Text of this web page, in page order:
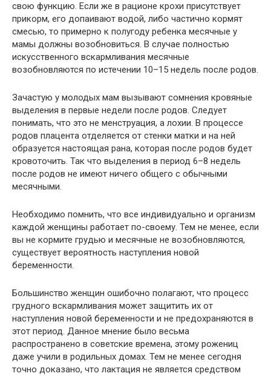
свою функцию. Если же в рационе крохи присутствует
прикорм, его допаивают водой, либо частично кормят
смесью, то примерно к полугоду ребенка месячные у
мамы должны возобновиться. В случае полностью
искусственного вскармливания месячные
возобновляются по истечении 10–15 недель после родов.
Зачастую у молодых мам вызывают сомнения кровяные
выделения в первые недели после родов. Следует
понимать, что это не менструация, а лохии. В процессе
родов плацента отделяется от стенки матки и на ней
образуется настоящая рана, которая после родов будет
кровоточить. Так что выделения в период 6–8 недель
после родов не имеют ничего общего с обычными
месячными.
Необходимо помнить, что все индивидуально и организм
каждой женщины работает по-своему. Тем не менее, если
вы не кормите грудью и месячные не возобновляются,
существует вероятность наступления новой
беременности.
Большинство женщин ошибочно полагают, что процесс
грудного вскармливания может защитить их от
наступления новой беременности и не предохраняются в
этот период. Данное мнение было весьма
распространено в советские времена, этому рожениц
даже учили в родильных домах. Тем не менее сегодня
точно доказано, что лактация не является средством